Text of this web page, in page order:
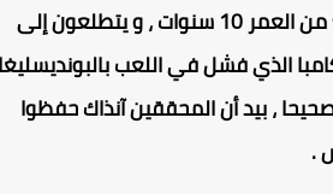
و تواصل العدالة في ألمانيا التحقيق مع زوجة اللاعب الذين لديهما إبن يبلغ من العمر 10 سنوات ، و يتطلعون إلى
الذي فشل في اللعب ب
أن خبر وفاته ليس صحيحا ، بيد أن المحققين آنذاك حفظوا
.